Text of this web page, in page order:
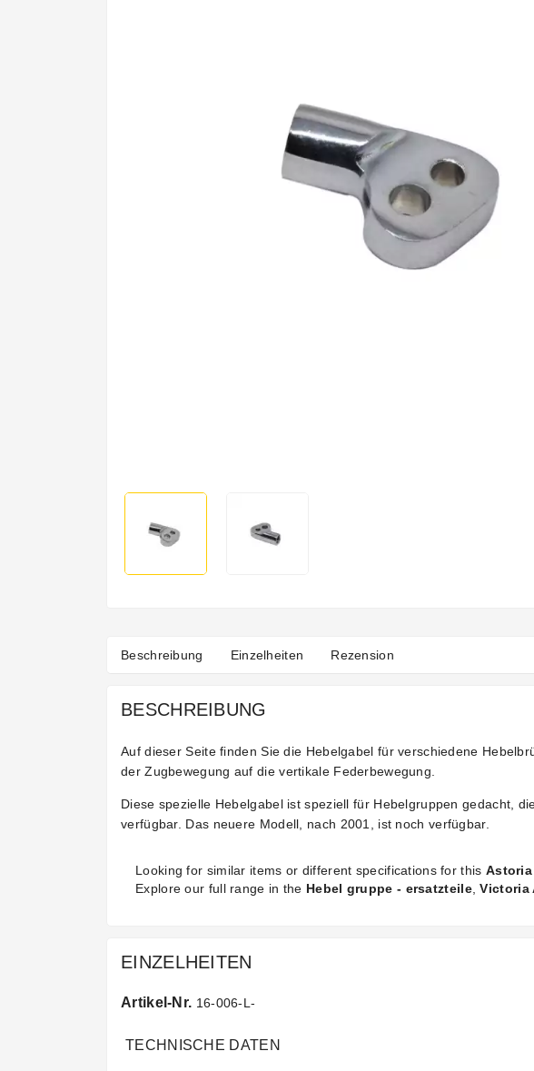
Beschreibung Einzelheiten Rezension
BESCHREIBUNG
Auf dieser Seite finden Sie die Hebelgabel für verschiedene
der Zugbewegung auf die vertikale Federbewegung.
Diese spezielle Hebelgabel ist speziell für Hebelgruppen gedacht,
verfügbar. Das neuere Modell, nach 2001, ist noch verfügbar.
Looking for similar items or different specifications for this
Explore our full range in the Hebel gruppe - ersatzteile,Victoria
EINZELHEITEN
Artikel-Nr. 16-006-L-
TECHNISCHE DATEN